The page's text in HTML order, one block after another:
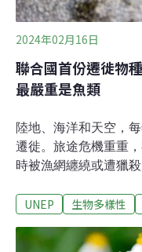
量
2024年02月16日
聯合國首份遷徙物
最嚴重是魚類
陸地、海洋和天空，
遷徙。旅途危機重重
時被漁網纏繞或遭獵
的危機。保育遷徙動
Wild Animals, CMS）
UNEP 生物多樣性